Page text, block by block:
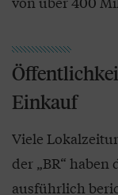
Einkauf
Viele
der „BR“
ausführlich